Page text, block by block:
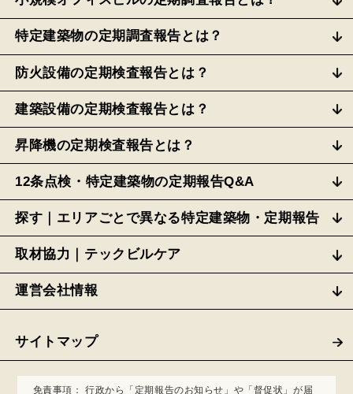
特定建築物の定期調査報告とは？
防火設備の定期検査報告とは？
建築設備の定期検査報告とは？
昇降機の定期検査報告とは？
12条点検・特定建築物の定期報告Q&A
探す｜エリアごとで異なる特定建築物・定期報告
取材協力｜テックビルケア
運営会社情報
サイトマップ
免責事項： 行政から「定期報告のお知らせ」や「督促状」が届